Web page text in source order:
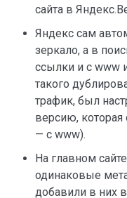
сайта в
Яндекс сам
зеркало, а в
ссылки и с www
такого
трафик, был
версию, которая
— с www).
На главном
одинаковые
добавили в них